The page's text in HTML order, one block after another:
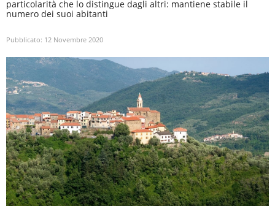
particolarità che lo distingue dagli altri: mantiene stabile il
numero dei suoi abitanti
Pubblicato: 12 Novembre 2020